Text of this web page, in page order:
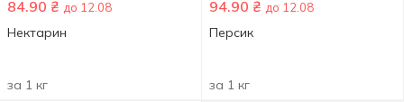
84.90 ₴ до 12.08
Нектарин
за 1 кг
94.90 ₴ до 12.08
Персик
за 1 кг